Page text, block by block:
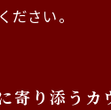
ださい。
寄り添うカ